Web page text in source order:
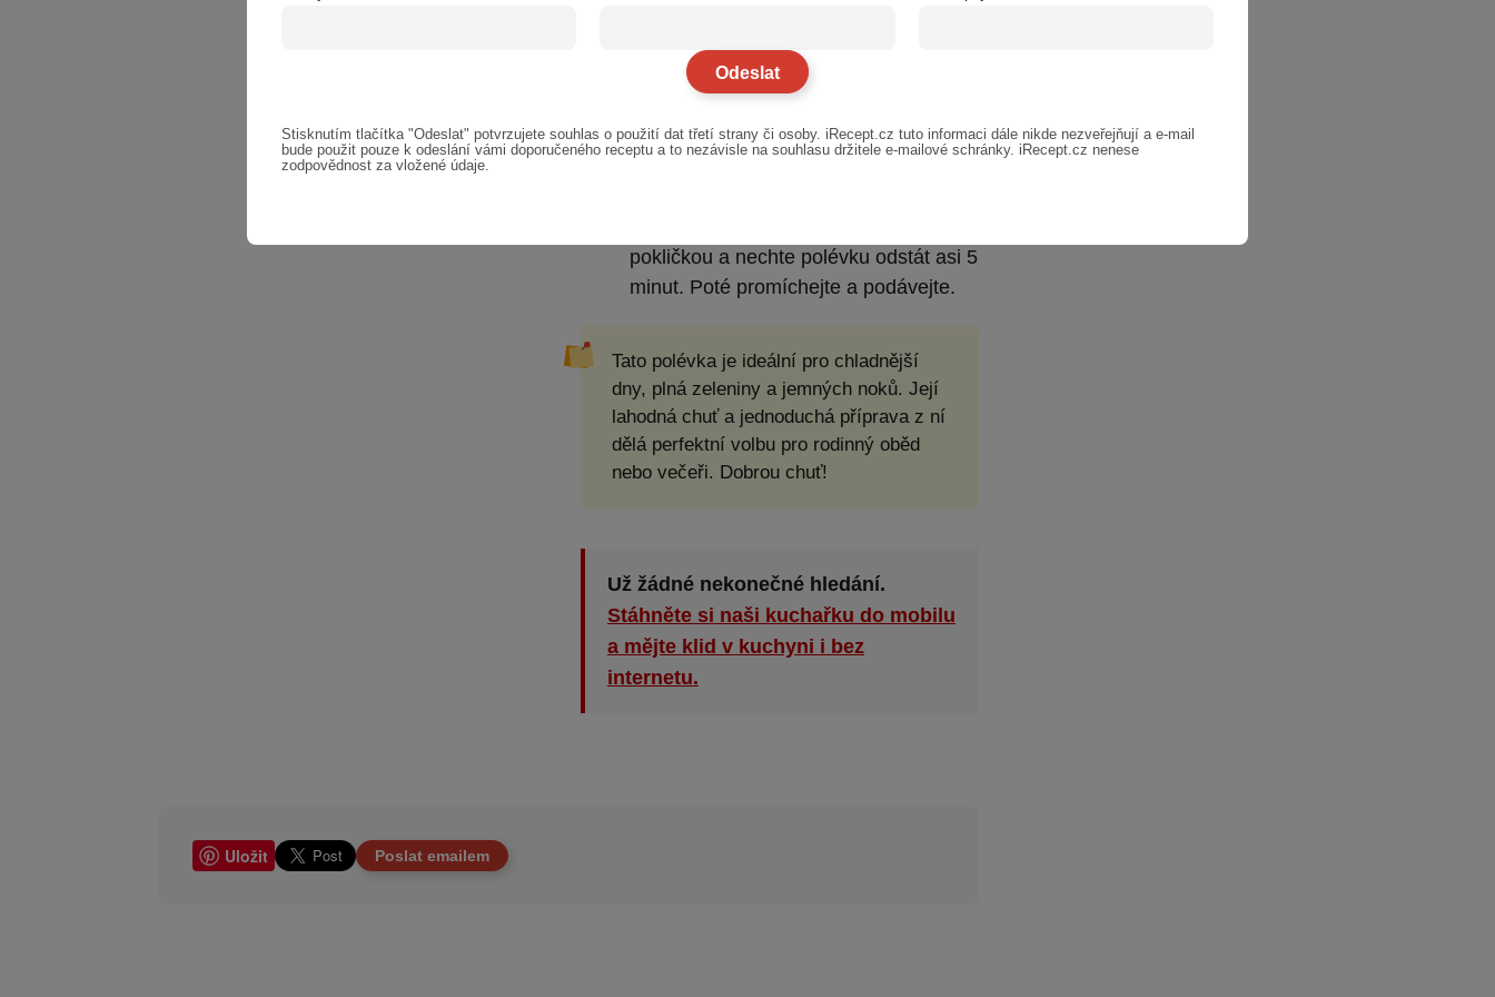
Vaření noků: Když se hrášek vaří,
pomocí lžičky vkládejte noky přímo do
nevyplavou na povrch.
pokličkou a nechte polévku odstát asi 5
minut. Poté promíchejte a podávejte.
Tato polévka je ideální pro chladnější
dny, plná zeleniny a jemných noků. Její
lahodná chuť a jednoduchá příprava z ní
dělá perfektní volbu pro rodinný oběd
nebo večeři. Dobrou chuť!
Už žádné nekonečné hledání.
Stáhněte si naši kuchařku do mobilu
a mějte klid v kuchyni i bez
internetu.
Uložit Poslat emailem
Stisknutím tlačítka "Odeslat" potvrzujete souhlas o použití dat třetí strany či osoby. iRecept.cz tuto informaci dále nikde nezveřejňují a e-mail
bude použit pouze k odeslání vámi doporučeného receptu a to nezávisle na souhlasu držitele e-mailové schránky. iRecept.cz nenese
zodpovědnost za vložené údaje.